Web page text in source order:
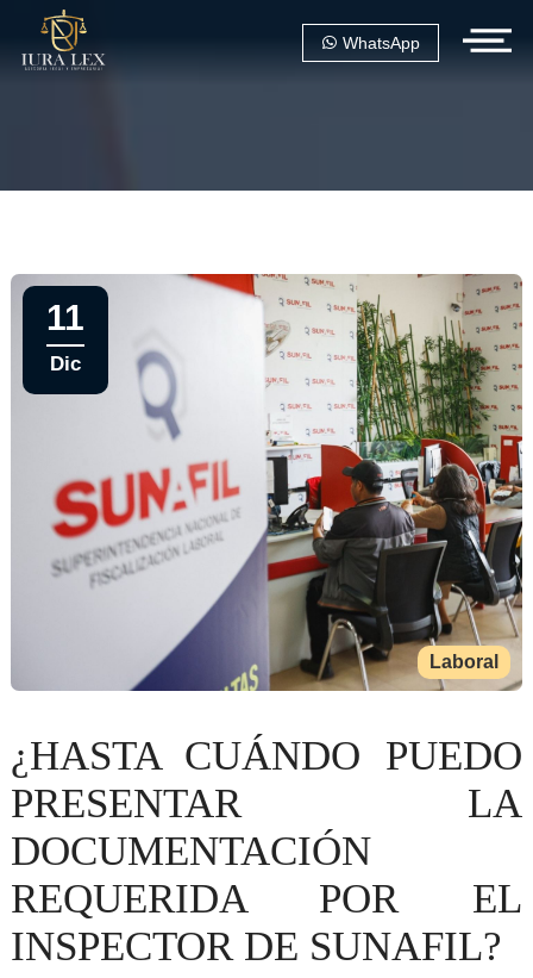
WhatsApp
Laboral
11
Dic
¿HASTA CUÁNDO PUEDO
PRESENTAR LA
DOCUMENTACIÓN
REQUERIDA POR EL
INSPECTOR DE SUNAFIL?